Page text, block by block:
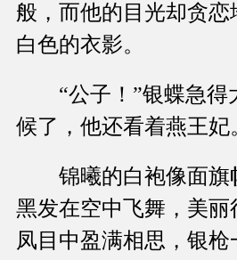
般，而他的目光却贪恋
白色的衣影。
“公子！”银蝶急得
候了，他还看着燕王妃
锦曦的白袍像面旗
黑发在空中飞舞，美
凤目中盈满相思，银